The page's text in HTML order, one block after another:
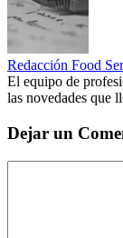
Redacción Food
El equipo de
las novedades que
Dejar un